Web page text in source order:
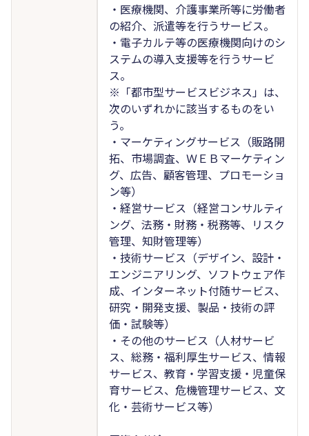
・医療機関、介護事業所等に労働者
の紹介、派遣等を行うサービス。
・電子カルテ等の医療機関向けのシ
ステムの導入支援等を行うサービ
ス。
※「都市型サービスビジネス」は、
次のいずれかに該当するものをい
う。
・マーケティングサービス（販路開
拓、市場調査、ＷＥＢマーケティン
グ、広告、顧客管理、プロモーショ
ン等）
・経営サービス（経営コンサルティ
ング、法務・財務・税務等、リスク
管理、知財管理等）
・技術サービス（デザイン、設計・
エンジニアリング、ソフトウェア作
成、インターネット付随サービス、
研究・開発支援、製品・技術の評
価・試験等）
・その他のサービス（人材サービ
ス、総務・福利厚生サービス、情報
サービス、教育・学習支援・児童保
育サービス、危機管理サービス、文
化・芸術サービス等）